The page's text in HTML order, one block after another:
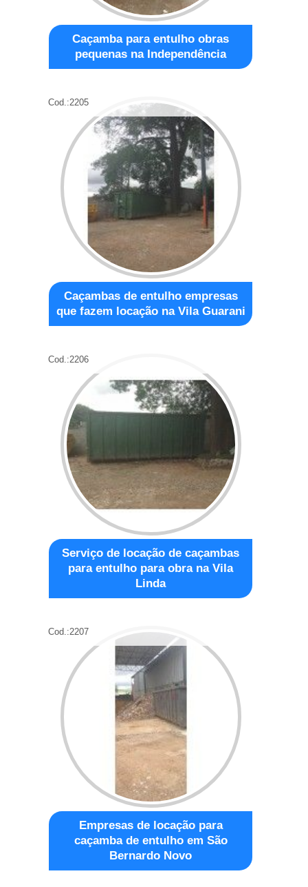
Caçamba para entulho obras
pequenas na Independência
Cod.:2205
Caçambas de entulho empresas
que fazem locação na Vila Guarani
Cod.:2206
Serviço de locação de caçambas
para entulho para obra na Vila
Linda
Cod.:2207
Empresas de locação para
caçamba de entulho em São
Bernardo Novo